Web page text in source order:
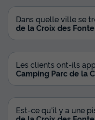
Dans quelle ville se
de la Croix des
Les clients ont-ils
Camping Parc de la
Est-ce qu'il y a une